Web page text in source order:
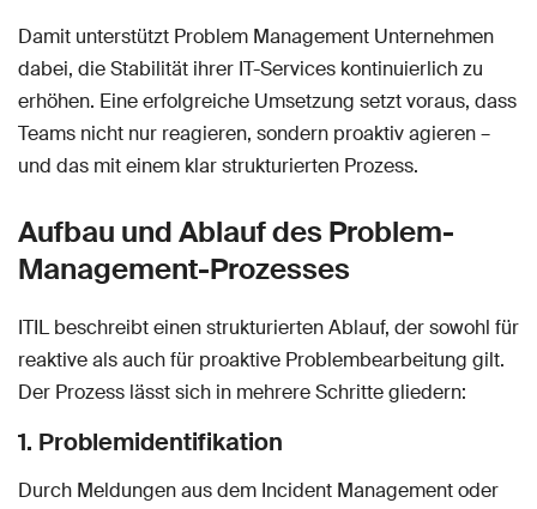
Damit unterstützt Problem Management Unternehmen
dabei, die Stabilität ihrer IT-Services kontinuierlich zu
erhöhen. Eine erfolgreiche Umsetzung setzt voraus, dass
Teams nicht nur reagieren, sondern proaktiv agieren –
und das mit einem klar strukturierten Prozess.
Aufbau und Ablauf des Problem-
Management-Prozesses
ITIL beschreibt einen strukturierten Ablauf, der sowohl für
reaktive als auch für proaktive Problembearbeitung gilt.
Der Prozess lässt sich in mehrere Schritte gliedern:
1. Problemidentifikation
Durch Meldungen aus dem Incident Management oder